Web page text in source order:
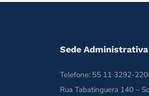
Sede Administrativa
Telefone: 55 11 3292-
Rua Tabatinguera 140 –